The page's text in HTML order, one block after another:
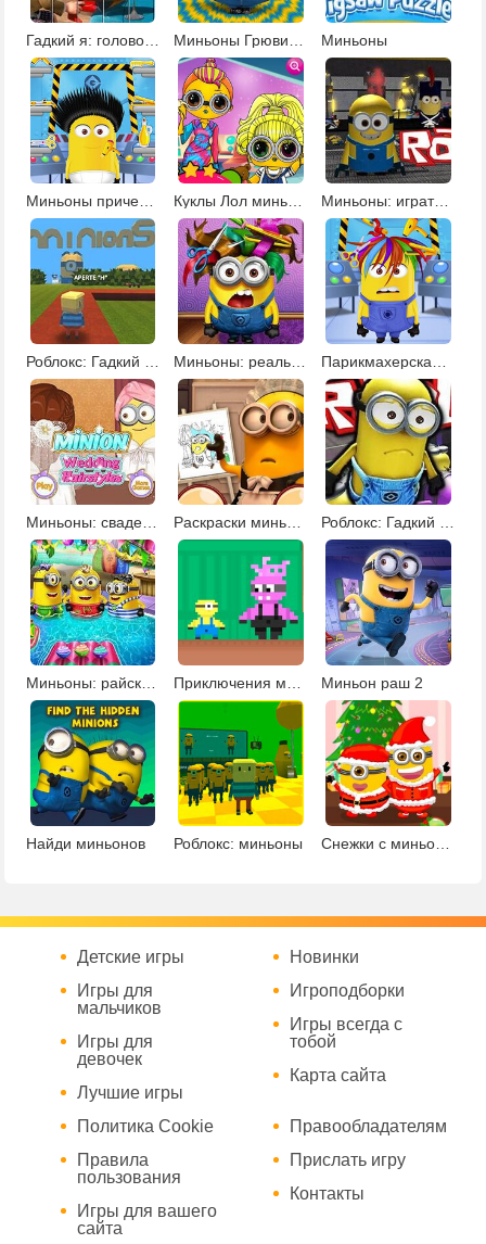
Гадкий я: головоломка Миньоны
Миньоны прически Куклы Лол миньоны Миньоны: играть в роблокс
Миньоны: реальные прически
Миньоны: свадебные прически Раскраски миньонов 2
Миньоны: райский уголок Миньон раш 2
Найди миньонов Роблокс: миньоны Снежки с миньонами
Детские игры
Игры для
мальчиков
Игры для
девочек
Лучшие игры
Новинки
Игроподборки
Игры всегда с
тобой
Карта сайта
Политика Cookie
Правила
пользования
Игры для вашего
сайта
Правообладателям
Прислать игру
Контакты